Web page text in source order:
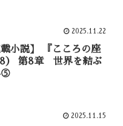
2025.11.22
載小説】 『こころの座
） 第8章 世界を結ぶ
2025.11.15